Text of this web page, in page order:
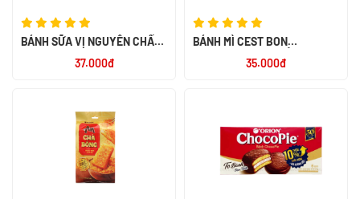
BÁNH SỮA VỊ NGUYÊN CHẤT -
37.000đ
BÁNH MÌ CEST BON
35.000đ